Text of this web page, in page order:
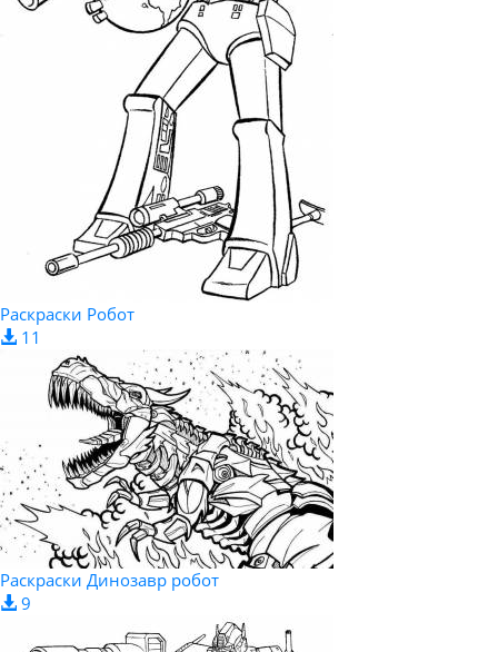
Раскраски Робот
11
Раскраски Динозавр робот
9